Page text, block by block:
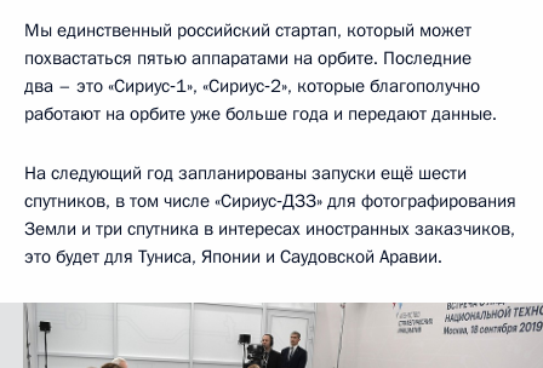
Мы единственный российский стартап, который может
похвастаться пятью аппаратами на орбите. Последние
два – это «Сириус‑1», «Сириус‑2», которые благополучно
работают на орбите уже больше года и передают данные.
На следующий год запланированы запуски ещё шести
спутников, в том числе «Сириус‑ДЗЗ» для фотографирования
Земли и три спутника в интересах иностранных заказчиков,
это будет для Туниса, Японии и Саудовской Аравии.